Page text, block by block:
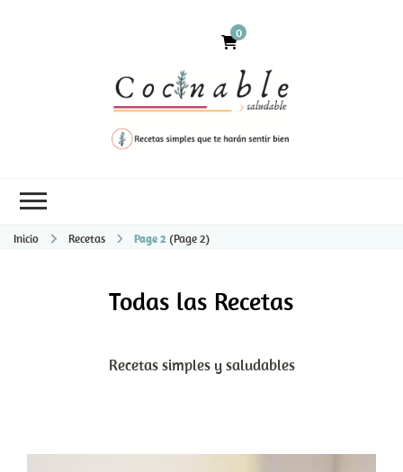
0
Inicio Recetas Page 2 (Page 2)
Todas las Recetas
Recetas simples y saludables